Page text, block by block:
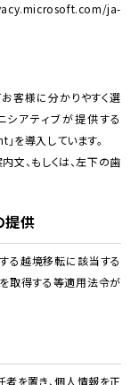
ja-
客様に分かりやすく選
シアティブが提供する
を導入しています。
文、もしくは、左下の歯
提供
る越境移転に該当する
取得する等適用法令が
を置き、個人情報を正